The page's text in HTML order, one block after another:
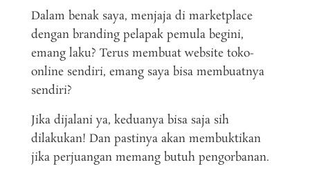
Dalam benak saya, menjaja di marketplace
dengan branding pelapak pemula begini,
emang laku? Terus membuat website toko-
online sendiri, emang saya bisa membuatnya
sendiri?
Jika dijalani ya, keduanya bisa saja sih
dilakukan! Dan pastinya akan membuktikan
jika perjuangan memang butuh pengorbanan.